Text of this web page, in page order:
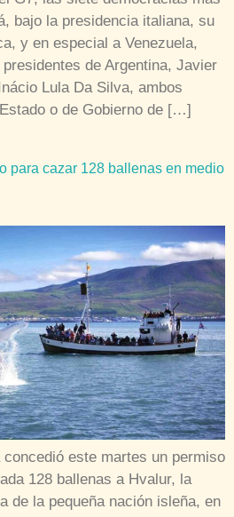
bajo la presidencia italiana, su
y en especial a Venezuela,
de Argentina, Javier
Lula Da Silva, ambos
o de Gobierno de […]
para cazar 128 ballenas en medio
este martes un permiso
128 ballenas a Hvalur, la
de la pequeña nación isleña, en